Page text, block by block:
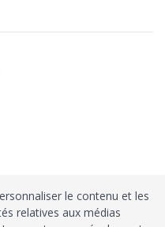
le contenu et les
relatives aux médias